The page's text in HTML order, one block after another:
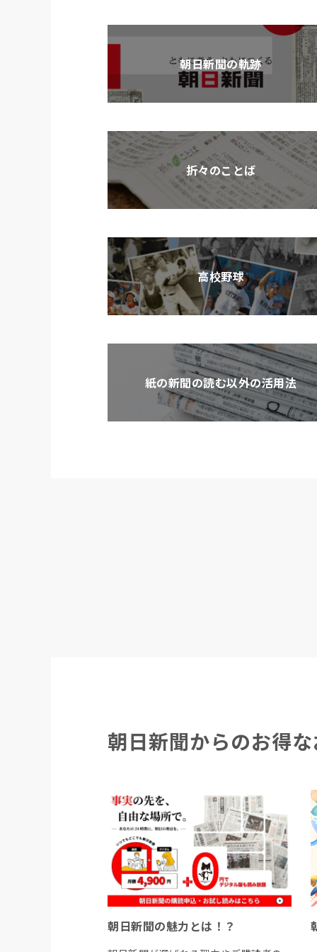
朝日新聞の軌跡
折々のことば
高校野球
紙の新聞の読む以外の活用法
朝日新聞からのお得
朝日新聞の魅力とは！？